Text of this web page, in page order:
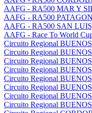
AAFG - RA500 MAR Y
AAFG - RA500
AAFG - RA500 SAN
AAFG - Race To World
Circuito Regional
Circuito Regional
Circuito Regional
Circuito Regional
Circuito Regional
Circuito Regional
Circuito Regional
Circuito Regional